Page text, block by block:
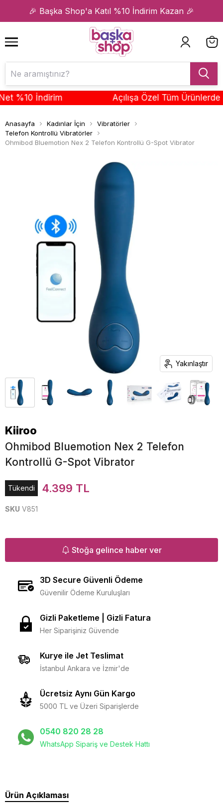
🎉 Başka Shop'a Katıl %10 İndirim Kazan 🎉
1 2
İndirim Açılışa Özel Tüm Ürünlerde
Anasayfa Kadınlar İçin
Vibratörler
Telefon Kontrollü Vibratörler
Ohmibod Bluemotion Nex 2 Telefon Kontrollü G-Spot Vibrator
Yakınlaştır
Kiiroo
Ohmibod Bluemotion Nex 2 Telefon
Kontrollü G-Spot Vibrator
Tükendi 4.399 TL
SKU V851
Stoğa gelince haber ver
3D Secure Güvenli Ödeme
Güvenilir Ödeme Kuruluşları
Gizli Paketleme | Gizli Fatura
Her Siparişiniz Güvende
Kurye ile Jet Teslimat
İstanbul Ankara ve İzmir'de
Ücretsiz Aynı Gün Kargo
5000 TL ve Üzeri Siparişlerde
0540 820 28 28
WhatsApp Sipariş ve Destek Hattı
Ürün Açıklaması